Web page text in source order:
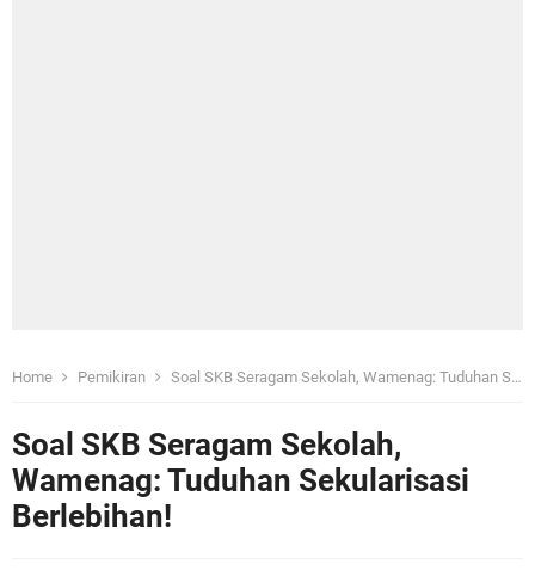
Home Pemikiran Soal SKB Seragam Sekolah, Wamenag: Tuduhan Sekularisasi Berlebihan!
Soal SKB Seragam Sekolah,
Wamenag: Tuduhan Sekularisasi
Berlebihan!